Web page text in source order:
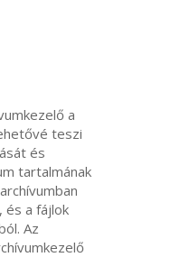
a
teszi
és
tartalmának
és a fájlok
Az